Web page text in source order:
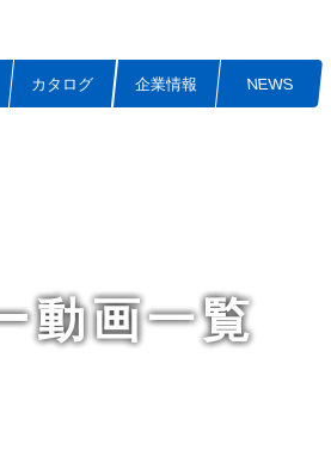
カタログ 企業情報 NEWS
動画一覧